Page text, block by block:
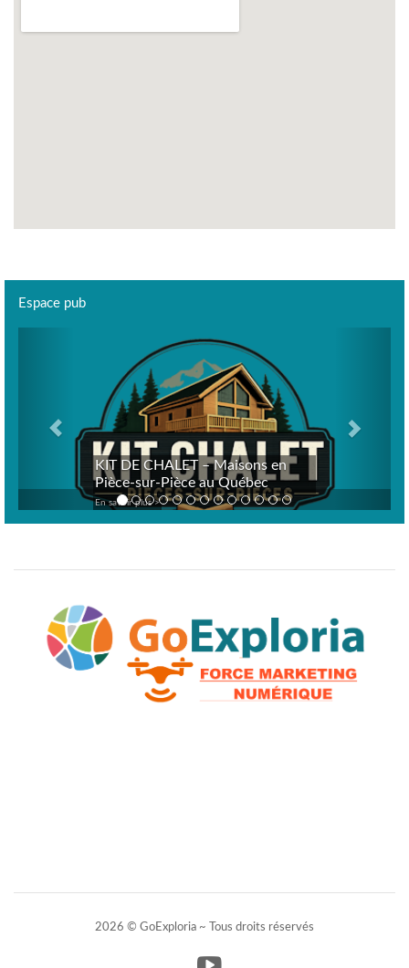
Espace pub
KIT DE CHALET – Maisons en
Pièce-sur-Pièce au Québec
En savoir plus >
2026 © GoExploria ~ Tous droits réservés